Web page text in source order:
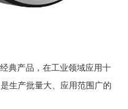
典产品，在工业领域应用十
生产批量大、应用范围广的